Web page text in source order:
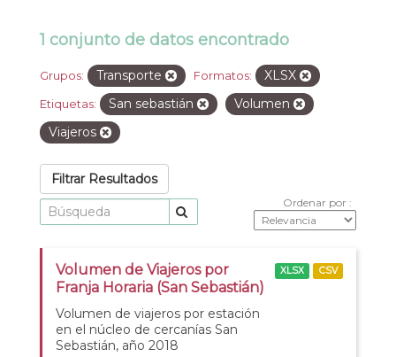
1 conjunto de datos encontrado
Grupos: Transporte Formatos: XLSX
Etiquetas: San sebastián
Volumen
Viajeros
Filtrar Resultados
Ordenar por
Volumen de Viajeros por
Franja Horaria (San Sebastián)
Volumen de viajeros por estación
en el núcleo de cercanías San
Sebastián, año 2018
XLSX CSV